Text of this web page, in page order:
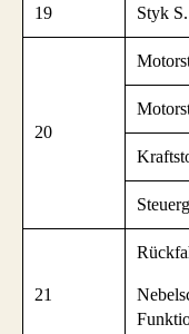
19 Styk S.
20
21